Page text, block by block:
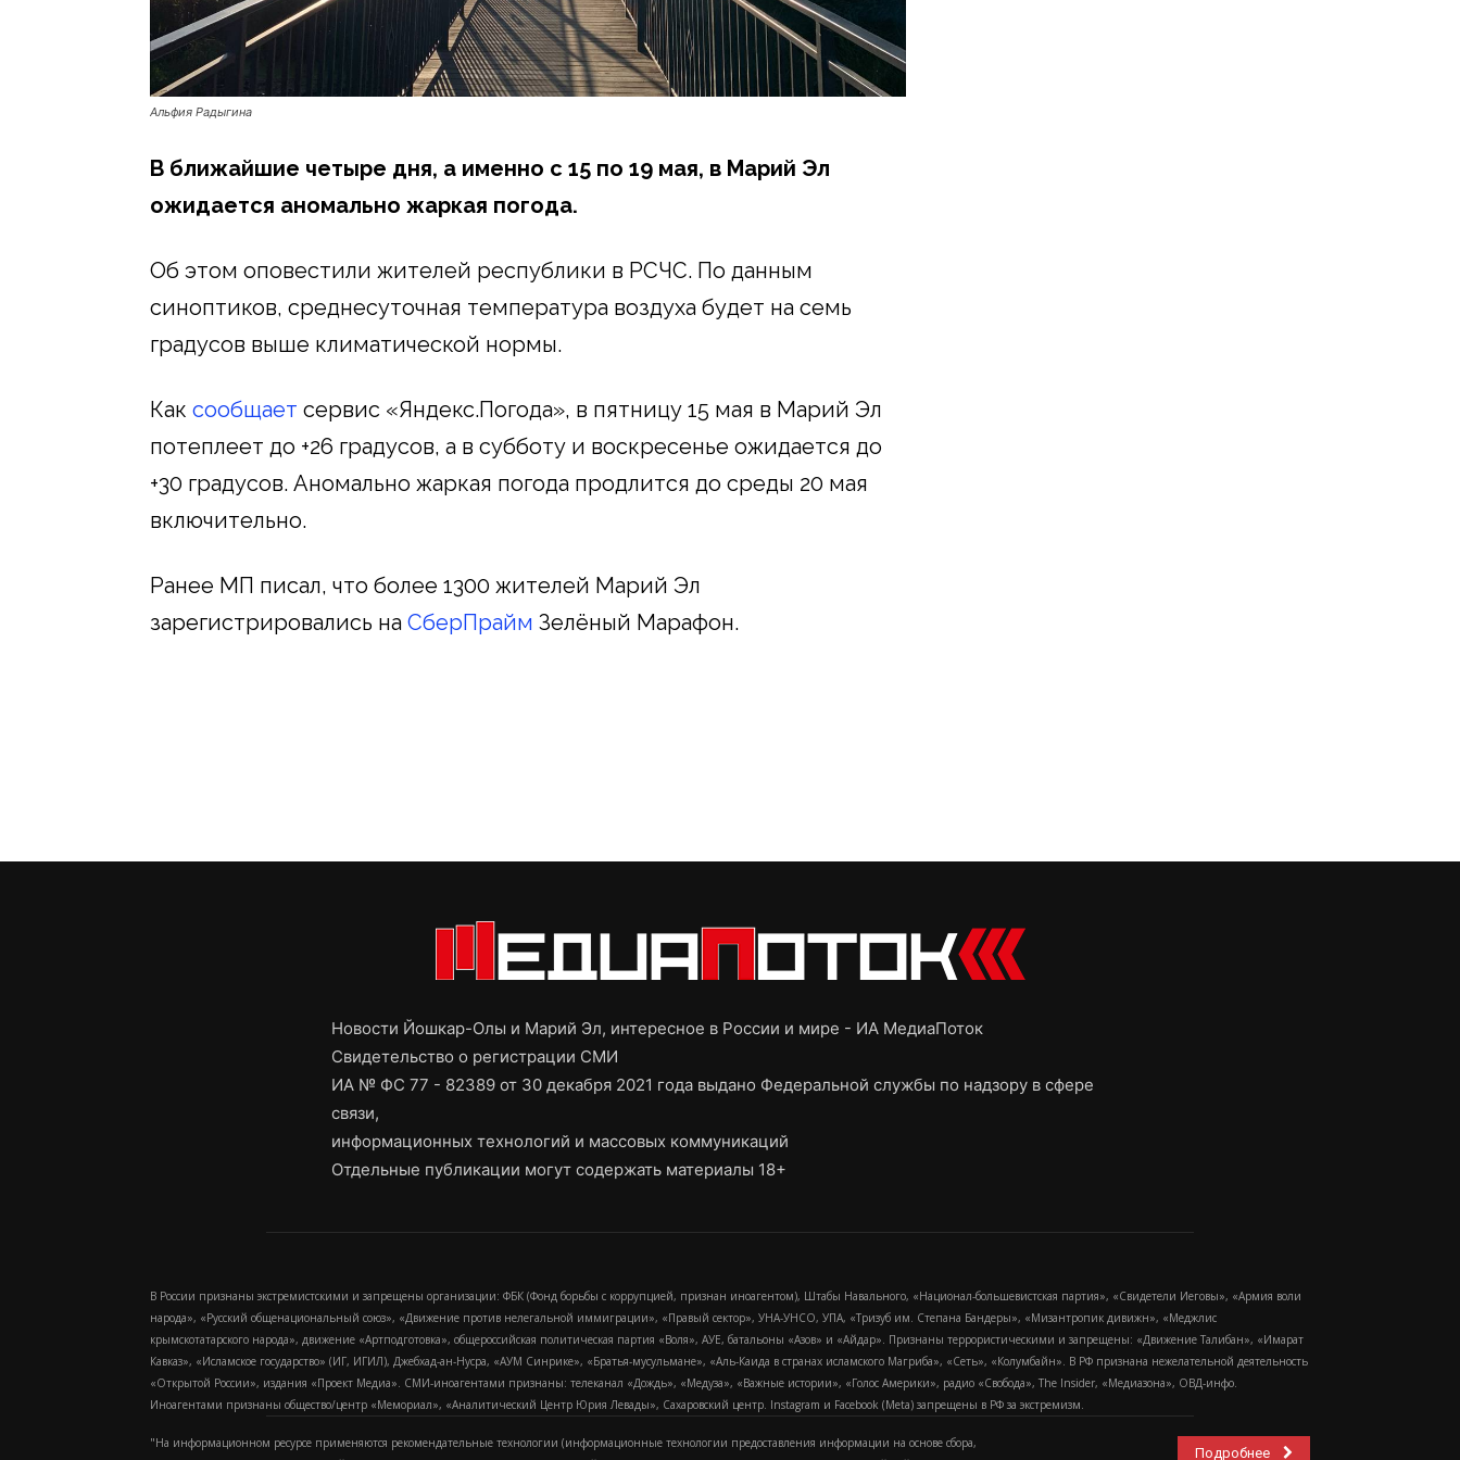
Альфия Радыгина
В ближайшие четыре дня, а именно с 15 по 19 мая, в Марий Эл
ожидается аномально жаркая погода.
Об этом оповестили жителей республики в РСЧС. По данным
синоптиков, среднесуточная температура воздуха будет на семь
градусов выше климатической нормы.
Как сообщает сервис «Яндекс.Погода», в пятницу 15 мая в Марий Эл
потеплеет до +26 градусов, а в субботу и воскресенье ожидается до
+30 градусов. Аномально жаркая погода продлится до среды 20 мая
включительно.
Ранее МП писал, что более 1300 жителей Марий Эл
зарегистрировались на СберПрайм Зелёный Марафон.
Новости Йошкар-Олы и Марий Эл, интересное в России и мире - ИА МедиаПоток
Свидетельство о регистрации СМИ
ИА № ФС 77 - 82389 от 30 декабря 2021 года выдано Федеральной службы по надзору в сфере
связи,
информационных технологий и массовых коммуникаций
Отдельные публикации могут содержать материалы 18+
В России признаны экстремистскими и запрещены организации: ФБК (Фонд борьбы с коррупцией, признан иноагентом), Штабы Навального, «Национал-большевистская партия», «Свидетели Иеговы», «Армия воли
народа», «Русский общенациональный союз», «Движение против нелегальной иммиграции», «Правый сектор», УНА-УНСО, УПА, «Тризуб им. Степана Бандеры», «Мизантропик дивижн», «Меджлис
крымскотатарского народа», движение «Артподготовка», общероссийская политическая партия «Воля», АУЕ, батальоны «Азов» и «Айдар». Признаны террористическими и запрещены: «Движение Талибан», «Имарат
Кавказ», «Исламское государство» (ИГ, ИГИЛ), Джебхад-ан-Нусра, «АУМ Синрике», «Братья-мусульмане», «Аль-Каида в странах исламского Магриба», «Сеть», «Колумбайн». В РФ признана нежелательной деятельность
«Открытой России», издания «Проект Медиа». СМИ-иноагентами признаны: телеканал «Дождь», «Медуза», «Важные истории», «Голос Америки», радио «Свобода», The Insider, «Медиазона», ОВД-инфо.
Иноагентами признаны общество/центр «Мемориал», «Аналитический Центр Юрия Левады», Сахаровский центр. Instagram и Facebook (Metа) запрещены в РФ за экстремизм.
"На информационном ресурсе применяются рекомендательные технологии (информационные технологии предоставления информации на основе сбора,
Подробнее